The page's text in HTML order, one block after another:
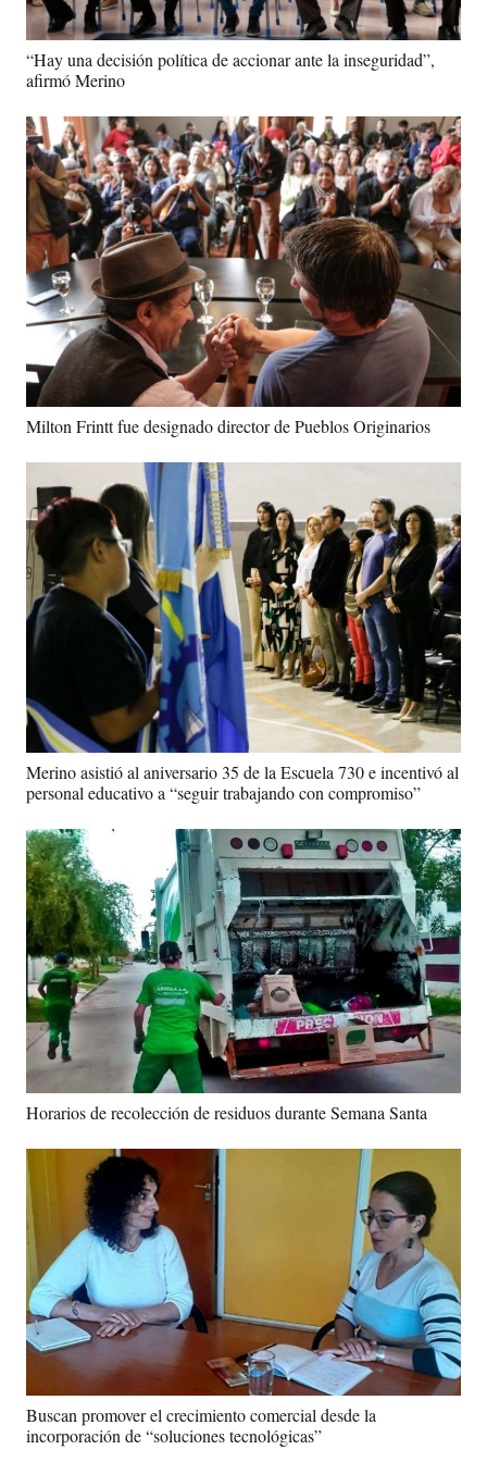
“Hay una decisión política de accionar ante la inseguridad”,
afirmó Merino
Milton Frintt fue designado director de Pueblos Originarios
Merino asistió al aniversario 35 de la Escuela 730 e incentivó al
personal educativo a “seguir trabajando con compromiso”
Horarios de recolección de residuos durante Semana Santa
Buscan promover el crecimiento comercial desde la
incorporación de “soluciones tecnológicas”